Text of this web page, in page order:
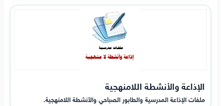
الإذاعة والأنشطة اللامنهجية
ملفات الإذاعة المدرسية والطابور الصباحي والأنشطة اللامنهجية.